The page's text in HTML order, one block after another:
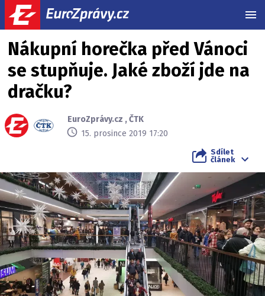
Nákupní horečka před Vánoci
se stupňuje. Jaké zboží jde na
dračku?
EuroZprávy.cz ,ČTK
15. prosince 2019 17:20
Sdílet
článek